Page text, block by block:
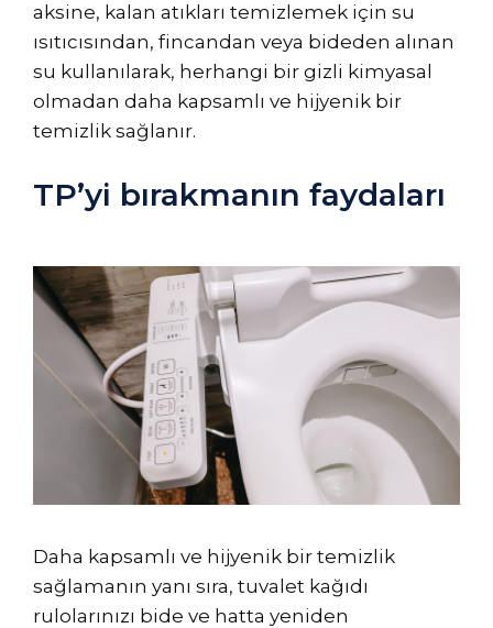
aksine, kalan atıkları temizlemek için su
ısıtıcısından, fincandan veya bideden alınan
su kullanılarak, herhangi bir gizli kimyasal
olmadan daha kapsamlı ve hijyenik bir
temizlik sağlanır.
TP’yi bırakmanın faydaları
Daha kapsamlı ve hijyenik bir temizlik
sağlamanın yanı sıra, tuvalet kağıdı
rulolarınızı bide ve hatta yeniden